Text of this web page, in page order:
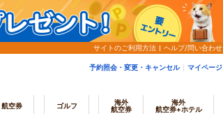
サイトのご利用方法 ヘルプ/問い合わせ
予約照会・変更・キャンセル マイページ
航空券 ゴルフ
海外
航空券
海外
航空券+ホテル